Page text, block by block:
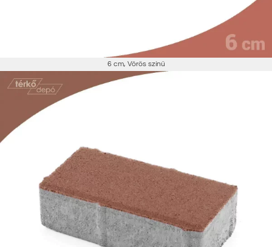
6 cm, Vörös színű